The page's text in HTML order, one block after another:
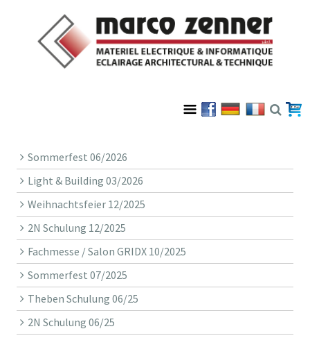
Sommerfest 06/2026
Light & Building 03/2026
Weihnachtsfeier 12/2025
2N Schulung 12/2025
Fachmesse / Salon GRIDX 10/2025
Sommerfest 07/2025
Theben Schulung 06/25
2N Schulung 06/25